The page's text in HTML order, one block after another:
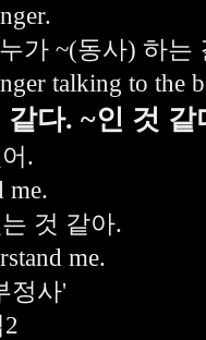
가 ~(동사) 하는
talking to the
같다. ~인 것 같
.
me.
것 같아.
me.
정사'